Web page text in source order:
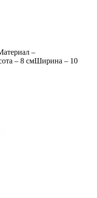
–
– 8 смШирина – 10